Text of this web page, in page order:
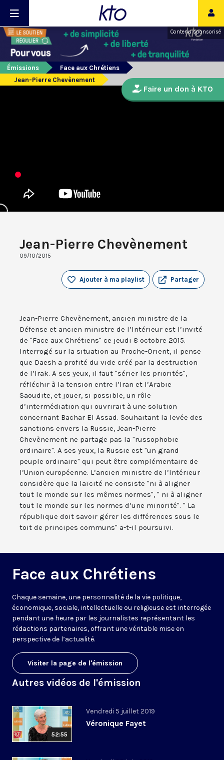
Contenu sponsorisé
Émissions
Face aux Chrétiens
Jean-Pierre Chevènement
Jean-Pierre Chevènement
09/10/2015
Partager
Ajouter à ma playlist
Jean-Pierre Chevènement, ancien ministre de la
Défense et ancien ministre de l’Intérieur est l’invité
de "Face aux Chrétiens" ce jeudi 8 octobre 2015.
Interrogé sur la situation au Proche-Orient, il pense
que Daesh a profité du vide créé par la destruction
de l’Irak. A ses yeux, il faut "sérier les priorités",
réfléchir à la tension entre l’Iran et l’Arabie
Saoudite, et jouer, si possible, un rôle
d’intermédiation qui ouvrirait à une solution
concernant Bachar El Assad. Souhaitant la levée des
sanctions envers la Russie, Jean-Pierre
Chevènement ne partage pas la "russophobie
ordinaire". A ses yeux, la Russie est "un grand
peuple ordinaire" qui peut être complémentaire de
l’Union européenne. L’ancien ministre de l’Intérieur
considère que la laïcité ne consiste "ni à aligner
tout le monde sur les mêmes normes", " ni à aligner
tout le monde sur les normes d’une minorité". " La
république doit savoir gérer les différences sous le
toit de principes communs" a-t-il poursuivi.
Face aux Chrétiens
Chaque semaine, une personnalité de la vie politique,
économique, sociale, intellectuelle ou religieuse est interrogée
pendant une heure par les journalistes représentant les
rédactions partenaires, offrant une véritable mise en
perspective de l’actualité.
Visiter la page de l'émission
Autres vidéos de l'émission
52:55
Vendredi 5 juillet 2019
Véronique Fayet
Faire un don à KTO